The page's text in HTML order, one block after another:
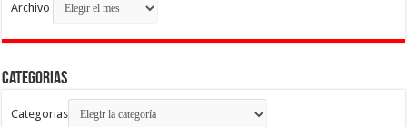
Archivo
Categorias
Categorias